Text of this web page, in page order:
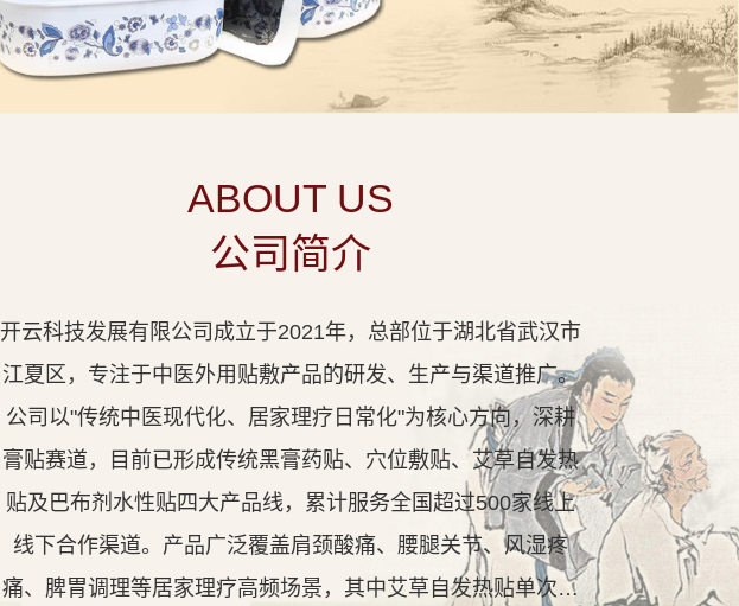
ABOUT US
公司简介
开云科技发展有限公司成立于2021年，总部位于湖北省武汉市
江夏区，专注于中医外用贴敷产品的研发、生产与渠道推广。
公司以"传统中医现代化、居家理疗日常化"为核心方向，深耕
膏贴赛道，目前已形成传统黑膏药贴、穴位敷贴、艾草自发热
贴及巴布剂水性贴四大产品线，累计服务全国超过500家线上
线下合作渠道。产品广泛覆盖肩颈酸痛、腰腿关节、风湿疼
痛、脾胃调理等居家理疗高频场景，其中艾草自发热贴单次持